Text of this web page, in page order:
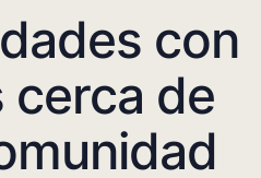
con
cerca de